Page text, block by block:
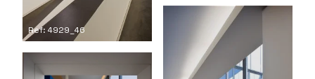
Ref: 4929_46